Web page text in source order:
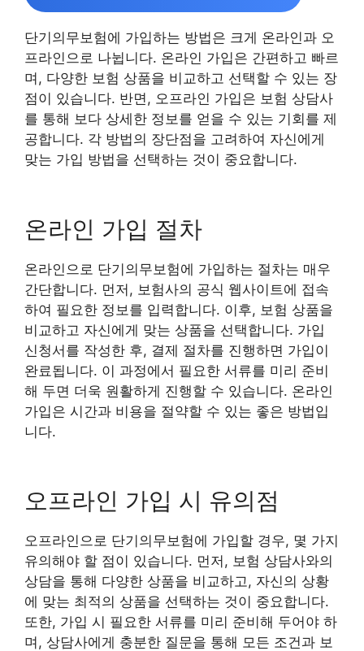
단기의무보험에 가입하는 방법은 크게 온라인과 오
프라인으로 나뉩니다. 온라인 가입은 간편하고 빠르
며, 다양한 보험 상품을 비교하고 선택할 수 있는 장
점이 있습니다. 반면, 오프라인 가입은 보험 상담사
를 통해 보다 상세한 정보를 얻을 수 있는 기회를 제
공합니다. 각 방법의 장단점을 고려하여 자신에게
맞는 가입 방법을 선택하는 것이 중요합니다.
온라인 가입 절차
온라인으로 단기의무보험에 가입하는 절차는 매우
간단합니다. 먼저, 보험사의 공식 웹사이트에 접속
하여 필요한 정보를 입력합니다. 이후, 보험 상품을
비교하고 자신에게 맞는 상품을 선택합니다. 가입
신청서를 작성한 후, 결제 절차를 진행하면 가입이
완료됩니다. 이 과정에서 필요한 서류를 미리 준비
해 두면 더욱 원활하게 진행할 수 있습니다. 온라인
가입은 시간과 비용을 절약할 수 있는 좋은 방법입
니다.
오프라인 가입 시 유의점
오프라인으로 단기의무보험에 가입할 경우, 몇 가지
유의해야 할 점이 있습니다. 먼저, 보험 상담사와의
상담을 통해 다양한 상품을 비교하고, 자신의 상황
에 맞는 최적의 상품을 선택하는 것이 중요합니다.
또한, 가입 시 필요한 서류를 미리 준비해 두어야 하
며, 상담사에게 충분한 질문을 통해 모든 조건과 보